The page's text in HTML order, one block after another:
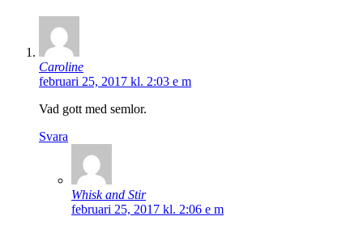
Caroline
februari 25, 2017 kl. 2:03 e m
Vad gott med semlor.
Svara
Whisk and Stir
februari 25, 2017 kl. 2:06 e m